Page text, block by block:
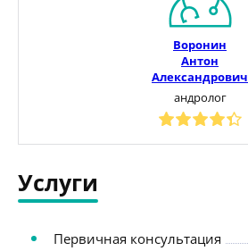
Воронин
Антон
Александрович
андролог
Услуги
Первичная консультация